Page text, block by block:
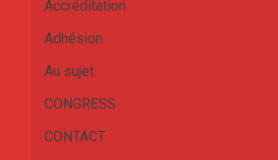
Accréditation
Adhésion
Au sujet
CONGRESS
CONTACT